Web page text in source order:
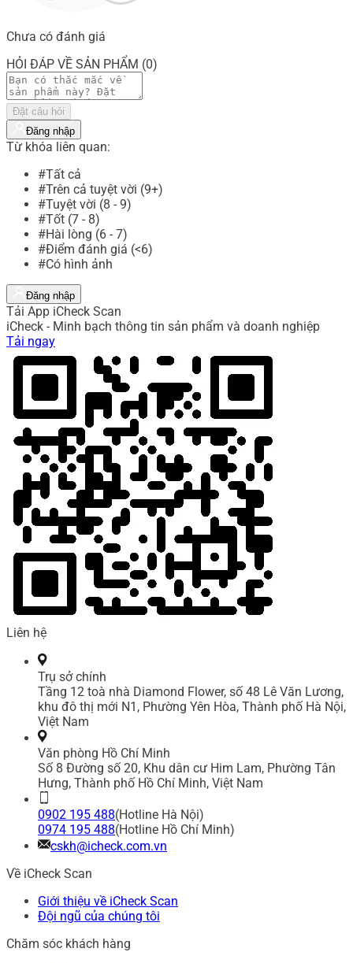
Chưa có đánh giá
HỎI ĐÁP VỀ SẢN PHẨM (0)
Đặt câu hỏi
Đăng nhập
Từ khóa liên quan:
#Tất cả
#Trên cả tuyệt vời (9+)
#Tuyệt vời (8 - 9)
#Tốt (7 - 8)
#Hài lòng (6 - 7)
#Điểm đánh giá (<6)
#Có hình ảnh
Đăng nhập
Tải App iCheck Scan
iCheck - Minh bạch thông tin sản phẩm và doanh nghiệp
Tải ngay
Liên hệ
Trụ sở chính
Tầng 12 toà nhà Diamond Flower, số 48 Lê Văn Lương,
khu đô thị mới N1, Phường Yên Hòa, Thành phố Hà Nội,
Việt Nam
Văn phòng Hồ Chí Minh
Số 8 Đường số 20, Khu dân cư Him Lam, Phường Tân
Hưng, Thành phố Hồ Chí Minh, Việt Nam
0902 195 488(Hotline Hà Nội)
0974 195 488(Hotline Hồ Chí Minh)
cskh@icheck.com.vn
Về iCheck Scan
Giới thiệu về iCheck Scan
Đội ngũ của chúng tôi
Chăm sóc khách hàng